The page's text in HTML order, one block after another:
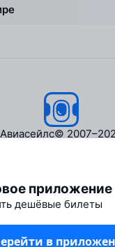
Авиасейлс©
Пресс‑центр
Travelpayouts
Партнёрская
Медиа Yo'lovchi
Трэвел‑медиа
приложение
дешёвые билеты
в